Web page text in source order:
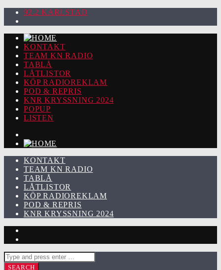
92.2 KARLSTAD
KONTAKT
TEAM KN RADIO
TABLÅ
LÅTLISTOR
KÖP RADIOREKLAM
POD & REPRIS
KNR KRYSSNING 2024
POPUP
LISTEN
KONTAKT
TEAM KN RADIO
TABLÅ
LÅTLISTOR
KÖP RADIOREKLAM
POD & REPRIS
KNR KRYSSNING 2024